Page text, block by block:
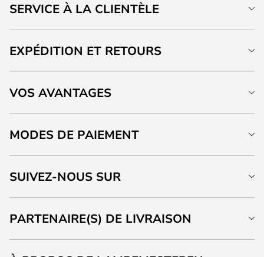
SERVICE À LA CLIENTÈLE
EXPÉDITION ET RETOURS
VOS AVANTAGES
MODES DE PAIEMENT
SUIVEZ-NOUS SUR
PARTENAIRE(S) DE LIVRAISON